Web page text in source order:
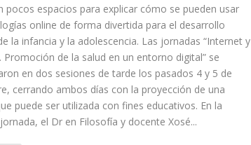
pocos espacios para explicar cómo se pueden usar
online de forma divertida para el desarrollo
la infancia y la adolescencia. Las jornadas “Internet y
Promoción de la salud en un entorno digital” se
en dos sesiones de tarde los pasados 4 y 5 de
cerrando ambos días con la proyección de una
puede ser utilizada con fines educativos. En la
el Dr en Filosofía y docente Xosé...